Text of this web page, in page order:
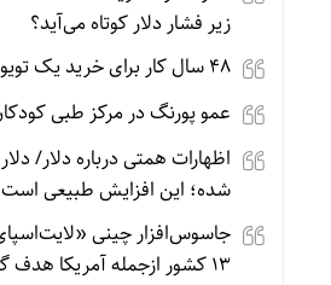
زیر فشار دلار کوتاه می‌آید؟
۴۸ سال کار برای خرید یک تویوتا کمری
عمو پورنگ در مرکز طبی
شده؛ این افزایش طبیعی است
جاسوس‌افزار چینی
۱۳ کشور ازجمله آمریکا هدف گرفت